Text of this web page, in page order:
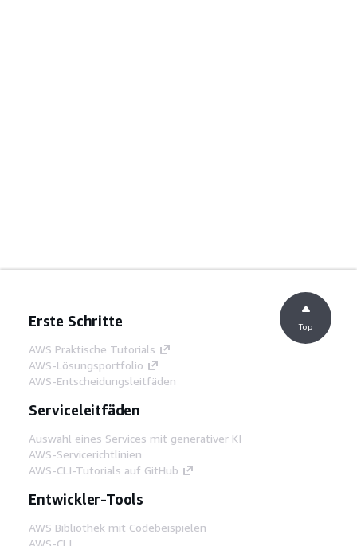
Erste Schritte
AWS Praktische Tutorials
AWS-Lösungsportfolio
AWS-Entscheidungsleitfäden
Serviceleitfäden
Auswahl eines Services mit generativer KI
AWS-Servicerichtlinien
AWS-CLI-Tutorials auf GitHub
Entwickler-Tools
AWS Bibliothek mit Codebeispielen
AWS-CLI
Top